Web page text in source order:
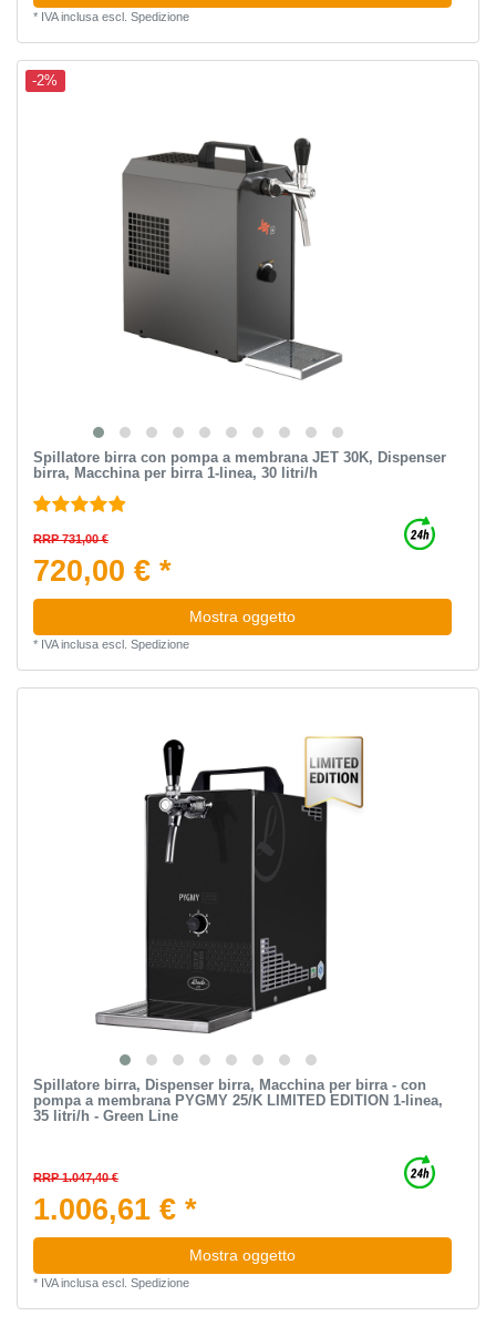
* IVA inclusaescl. Spedizione
-2%
Spillatore birra con pompa a membrana JET 30K, Dispenser
birra, Macchina per birra 1-linea, 30 litri/h
RRP 731,00 €
720,00 € *
Mostra oggetto
* IVA inclusaescl. Spedizione
Spillatore birra, Dispenser birra, Macchina per birra - con
pompa a membrana PYGMY 25/K LIMITED EDITION 1-linea,
35 litri/h - Green Line
RRP 1.047,40 €
1.006,61 € *
Mostra oggetto
* IVA inclusaescl. Spedizione